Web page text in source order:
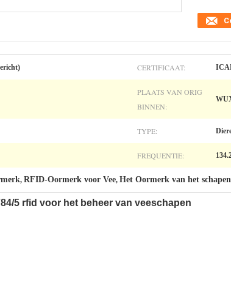
CERTIFICAAT:
PLAATS VAN ORIG
BINNEN:
TYPE:
FREQUENTIE:
, RFID-Oormerk voor Vee, Het Oormerk van het
5 rfid voor het beheer van veeschapen